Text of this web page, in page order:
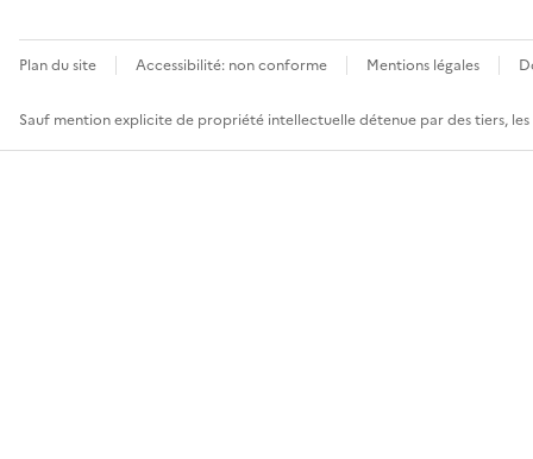
Plan du site Accessibilité: non conforme Mentions légales
Sauf mention explicite de propriété intellectuelle détenue par des tiers,